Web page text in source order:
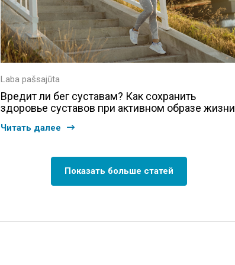
Laba pašsajūta
Вредит ли бег суставам? Как сохранить
здоровье суставов при активном образе жизни
Читать далее
Показать больше статей